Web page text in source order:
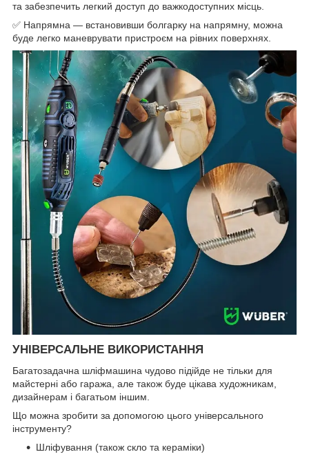
та забезпечить легкий доступ до важкодоступних місць.
✅ Напрямна — встановивши болгарку на напрямну, можна
буде легко маневрувати пристроєм на рівних поверхнях.
УНІВЕРСАЛЬНЕ ВИКОРИСТАННЯ
Багатозадачна шліфмашина чудово підійде не тільки для
майстерні або гаража, але також буде цікава художникам,
дизайнерам і багатьом іншим.
Що можна зробити за допомогою цього універсального
інструменту?
Шліфування (також скло та кераміки)